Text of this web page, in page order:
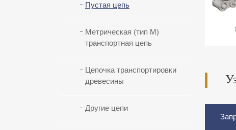
Пустая цепь
Метрическая (тип М)
транспортная цепь
Цепочка транспортировки
древесины
Другие цепи